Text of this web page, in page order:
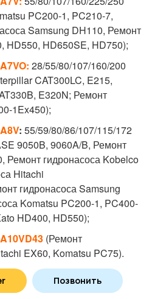
Позвонить
PC200-1, PC210-7,
Samsung DH110, Ремонт
HD550, HD650SE, HD750);
A7VO: 28/55/80/107/160/200
CAT300LC, E215,
E320N; Ремонт
1Ex450);
A8V: 55/59/80/86/107/115/172
9050B, 9060A/B, Ремонт
Ремонт гидронасоса Kobelco
Hitachi
гидронасосаSamsung
Komatsu PC200-1, PC400-
HD400, HD550);
A10VD43 (Ремонт
EX60, Komatsu PC75).
A8VO: 55/80/107/140/160/200
K914; Ремонт